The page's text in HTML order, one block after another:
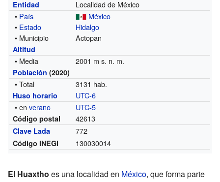
Entidad
Localidad de México
• País
México
• Estado
Hidalgo
• Municipio
Actopan
Altitud
• Media 2001 m s. n. m.
Población (2020)
• Total 3131 hab.
Huso horario
UTC-6
• enverano UTC-5
Código postal 42613
Clave Lada 772
Código INEGI 130030014
El Huaxtho es una localidad en México, que forma parte